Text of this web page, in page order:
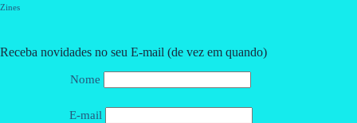
Zines
Receba novidades no seu E-mail (de vez em quando)
Nome
E-mail